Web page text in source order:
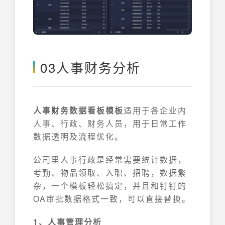
03人事财务分析
人事财务数据看板模板适用于各企业内
人事、行政、财务人员，用于日常工作
数据透明及流程优化。
公司里人事行政是经常需要统计数据，
考勤、物品领取、入职、招聘，数据繁
杂，一个模板轻松搞定，并且和钉钉的
OA审批数据格式一致，可以直接替换。
1、人事管理分析